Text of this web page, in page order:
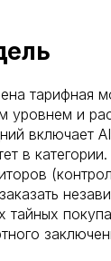
тарифная
уровнем и
включает
в
тайных